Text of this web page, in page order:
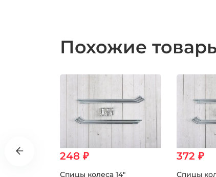
Похожие
248 ₽
Спицы колеса 14"
372 ₽
Спицы